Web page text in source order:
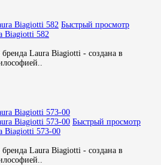
Быстрый просмотр
Biagiotti 582
Laura Biagiotti - создана в
Быстрый просмотр
Biagiotti 573-00
Laura Biagiotti - создана в